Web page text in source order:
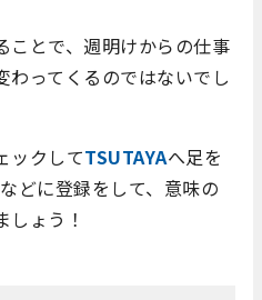
ことで、週明けからの仕事
わってくるのではないでし
ックしてTSUTAYAへ足を
などに登録をして、意味の
しょう！